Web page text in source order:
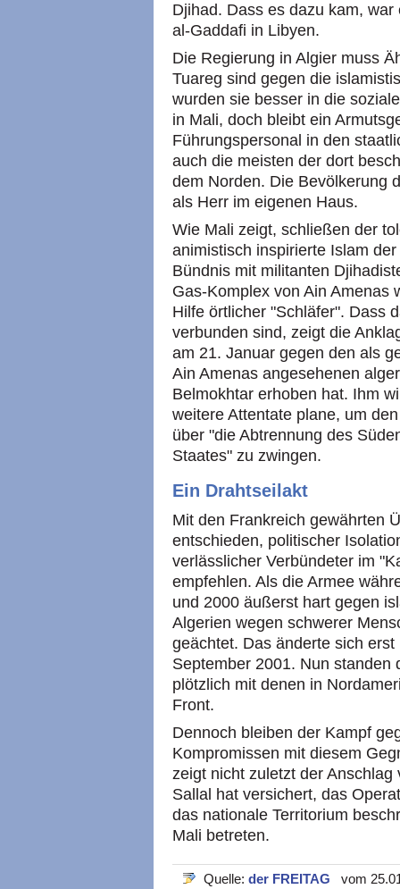
Djihad. Dass es dazu kam,
al-Gaddafi in Libyen.
Die Regierung in Algier muss
Tuareg sind gegen die
wurden sie besser in die
in Mali, doch bleibt ein
Führungspersonal in den
auch die meisten der dort
dem Norden. Die Bevölkerung
als Herr im eigenen Haus.
Wie Mali zeigt, schließen der
animistisch inspirierte Islam
Bündnis mit militanten
Gas-Komplex von Ain Amenas
Hilfe örtlicher "Schläfer". Dass
verbunden sind, zeigt die
am 21. Januar gegen den als
Ain Amenas angesehenen
Belmokhtar erhoben hat. Ihm
weitere Attentate plane, um
über "die Abtrennung des
Staates" zu zwingen.
Ein Drahtseilakt
Mit den Frankreich gewährten
entschieden, politischer
verlässlicher Verbündeter im
empfehlen. Als die Armee
und 2000 äußerst hart gegen
Algerien wegen schwerer
geächtet. Das änderte sich
September 2001. Nun standen
plötzlich mit denen in
Front.
Dennoch bleiben der Kampf
Kompromissen mit diesem
zeigt nicht zuletzt der
Sallal hat versichert, das
das nationale Territorium
Mali betreten.
Quelle: der FREITAG
vom